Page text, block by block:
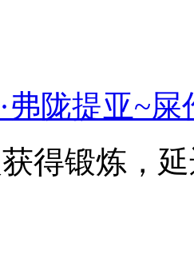
弗陇提亚~
得锻炼，